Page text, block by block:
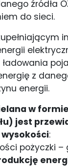
źródła
do sieci.
z
energii.
w
jest
:
pożyczki